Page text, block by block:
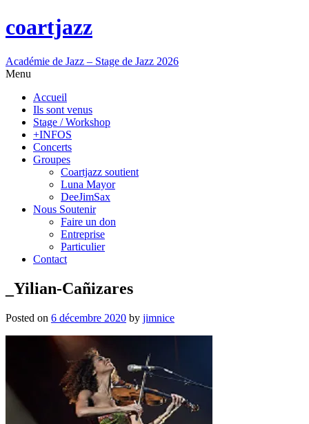
coartjazz
Académie de Jazz – Stage de Jazz 2026
Menu
Accueil
Ils sont venus
Stage / Workshop
+INFOS
Concerts
Groupes
Coartjazz soutient
Luna Mayor
DeeJimSax
Nous Soutenir
Faire un don
Entreprise
Particulier
Contact
_Yilian-Cañizares
Posted on 6 décembre 2020 by jimnice